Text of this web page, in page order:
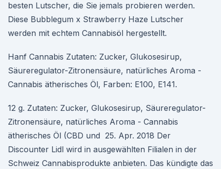
besten Lutscher, die Sie jemals probieren werden.
Diese Bubblegum x Strawberry Haze Lutscher
werden mit echtem Cannabisöl hergestellt.
Hanf Cannabis Zutaten: Zucker, Glukosesirup,
Säureregulator-Zitronensäure, natürliches Aroma -
Cannabis ätherisches Öl, Farben: E100, E141.
12 g. Zutaten: Zucker, Glukosesirup, Säureregulator-
Zitronensäure, natürliches Aroma - Cannabis
ätherisches Öl (CBD und 25. Apr. 2018 Der
Discounter Lidl wird in ausgewählten Filialen in der
Schweiz Cannabisprodukte anbieten. Das kündigte das